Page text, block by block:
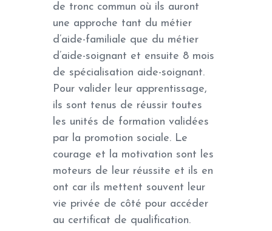
de tronc commun où ils auront
une approche tant du métier
d’aide-familiale que du métier
d’aide-soignant et ensuite 8 mois
de spécialisation aide-soignant.
Pour valider leur apprentissage,
ils sont tenus de réussir toutes
les unités de formation validées
par la promotion sociale. Le
courage et la motivation sont les
moteurs de leur réussite et ils en
ont car ils mettent souvent leur
vie privée de côté pour accéder
au certificat de qualification.